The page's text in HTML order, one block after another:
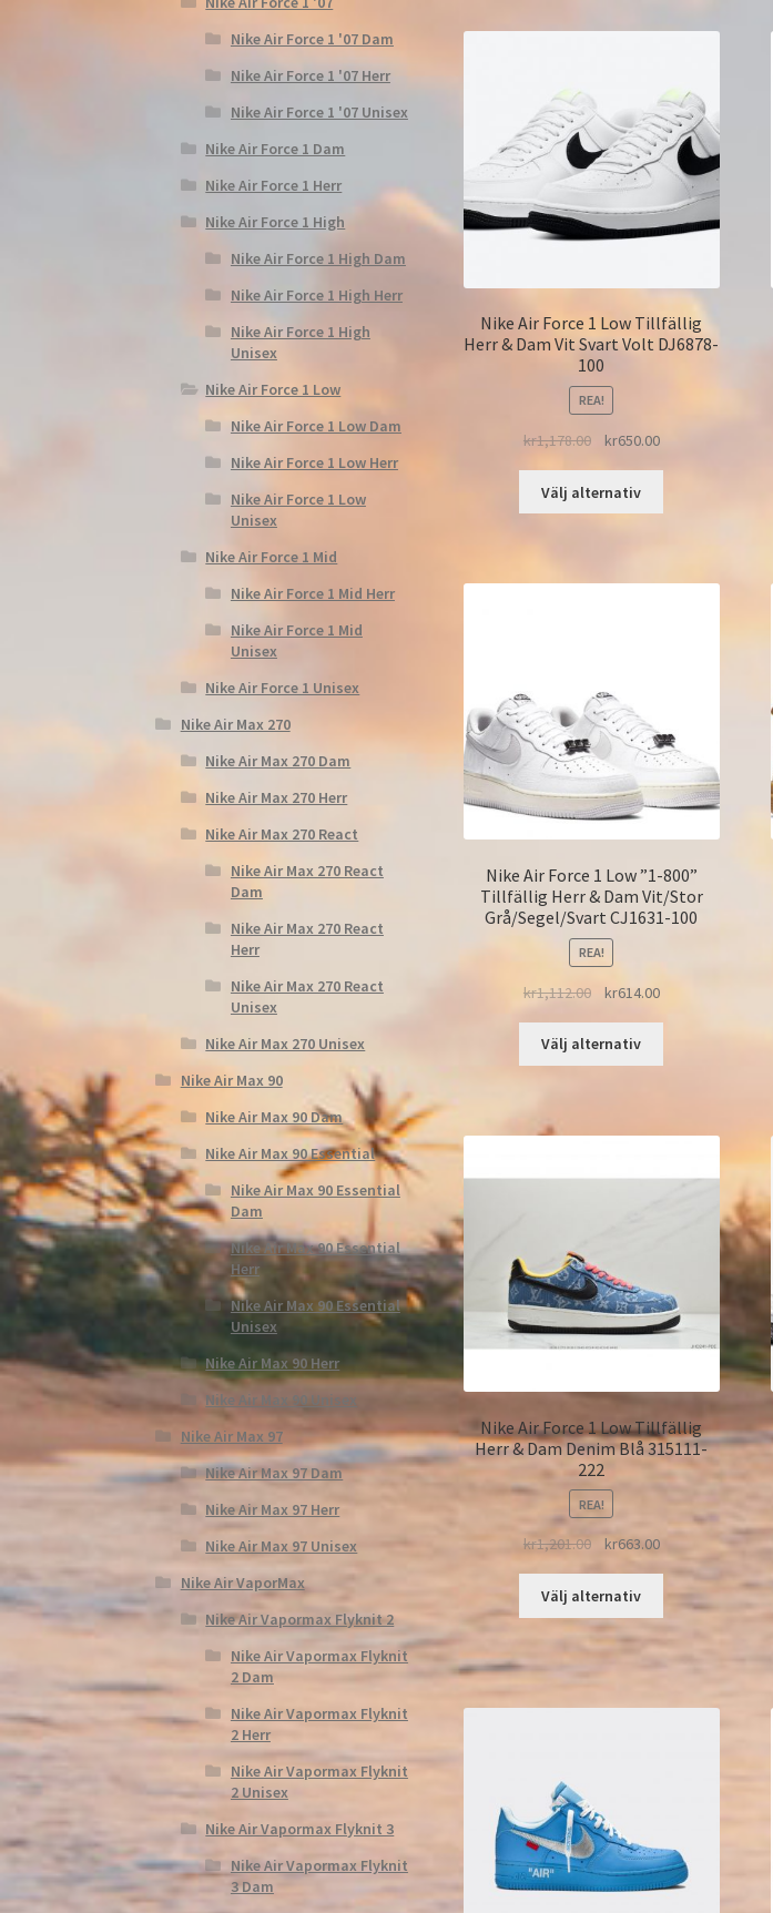
Nike Air Force 1 Low Tillfällig
Herr & Dam Vit Svart Volt DJ6878-
100
REA!
kr1,178.00 kr650.00
Välj alternativ
Nike Air Force 1 Low ”1-800”
Tillfällig Herr & Dam Vit/Stor
Grå/Segel/Svart CJ1631-100
REA!
kr1,112.00 kr614.00
Välj alternativ
Nike Air Force 1 Low Tillfällig
Herr & Dam Denim Blå 315111-
222
REA!
kr1,201.00 kr663.00
Välj alternativ
Nike Air Force 1 '07 Dam
Nike Air Force 1 '07 Herr
Nike Air Force 1 '07 Unisex
Nike Air Force 1 Dam
Nike Air Force 1 Herr
Nike Air Force 1 High
Nike Air Force 1 High Dam
Nike Air Force 1 High Herr
Nike Air Force 1 High
Unisex
Nike Air Force 1 Low
Nike Air Force 1 Low Dam
Nike Air Force 1 Low Herr
Nike Air Force 1 Low
Unisex
Nike Air Force 1 Mid
Nike Air Force 1 Mid Herr
Nike Air Force 1 Mid
Unisex
Nike Air Force 1 Unisex
Nike Air Max 270
Nike Air Max 270 Dam
Nike Air Max 270 Herr
Nike Air Max 270 React
Nike Air Max 270 React
Dam
Nike Air Max 270 React
Herr
Nike Air Max 270 React
Unisex
Nike Air Max 270 Unisex
Nike Air Max 90
Nike Air Max 90 Dam
Nike Air Max 90 Essential
Nike Air Max 90 Essential
Dam
Nike Air Max 90 Essential
Herr
Nike Air Max 90 Essential
Unisex
Nike Air Max 90 Herr
Nike Air Max 90 Unisex
Nike Air Max 97
Nike Air Max 97 Dam
Nike Air Max 97 Herr
Nike Air Max 97 Unisex
Nike Air VaporMax
Nike Air Vapormax Flyknit 2
Nike Air Vapormax Flyknit
2 Dam
Nike Air Vapormax Flyknit
2 Herr
Nike Air Vapormax Flyknit
2 Unisex
Nike Air Vapormax Flyknit 3
Nike Air Vapormax Flyknit
3 Dam